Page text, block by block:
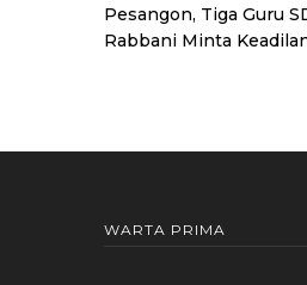
Pesangon, Tiga Guru
Rabbani Minta
WARTA PRIMA